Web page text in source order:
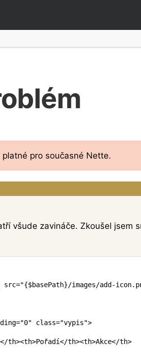
pro současné Nette.
všude zavináče. Zkoušel jsem
src="{$basePath}/images/add-
="0" class="vypis">
</th><th>Pořadí</th><th>Akce</th>